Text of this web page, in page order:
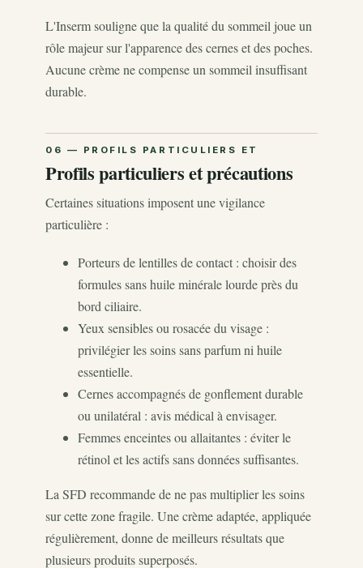
L'Inserm souligne que la qualité du sommeil joue un
rôle majeur sur l'apparence des cernes et des poches.
Aucune crème ne compense un sommeil insuffisant
durable.
Profils particuliers et précautions
Certaines situations imposent une vigilance
particulière :
Porteurs de lentilles de contact : choisir des
formules sans huile minérale lourde près du
bord ciliaire.
Yeux sensibles ou rosacée du visage :
privilégier les soins sans parfum ni huile
essentielle.
Cernes accompagnés de gonflement durable
ou unilatéral : avis médical à envisager.
Femmes enceintes ou allaitantes : éviter le
rétinol et les actifs sans données suffisantes.
La SFD recommande de ne pas multiplier les soins
sur cette zone fragile. Une crème adaptée, appliquée
régulièrement, donne de meilleurs résultats que
plusieurs produits superposés.